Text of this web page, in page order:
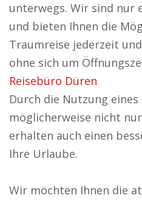
unterwegs. Wir sind nur
und bieten Ihnen die
Traumreise jederzeit
ohne sich um
Reisebüro Düren
Durch die Nutzung
möglicherweise nicht
erhalten auch einen
Ihre Urlaube.
Wir möchten Ihnen die